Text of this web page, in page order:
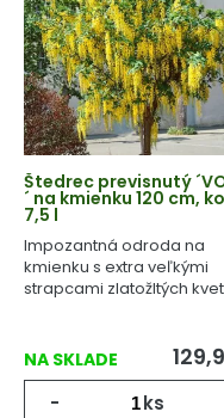
Štedrec previsnutý
´ na kmienku 120 cm,
7,5 l
Impozantná odroda na
kmienku s extra veľkými
strapcami zlatožltých
NA SKLADE
- ks